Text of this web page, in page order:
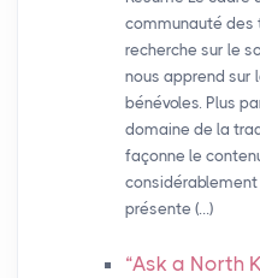
communauté des
recherche sur le
nous apprend sur
bénévoles. Plus
domaine de la
façonne le
présente (…)
“Ask a North